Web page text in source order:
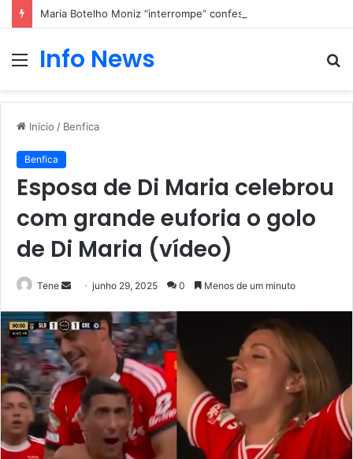
Maria Botelho Moniz “interrompe” confessionário
Menu
Info News
Início / Benfica
Benfica
Esposa de Di Maria celebrou
com grande euforia o golo
de Di Maria (vídeo)
Tene
Mande
e-
mail
junho 29, 2025 0 Menos de um minuto